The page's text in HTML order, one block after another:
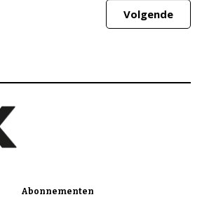
Volgende
Abonnementen